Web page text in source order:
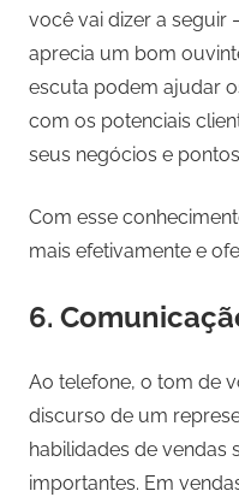
você vai dizer a seguir
aprecia um bom
escuta podem ajudar
com os potenciais
seus negócios e
Com esse
mais efetivamente e
6.
Ao telefone, o tom de
discurso de um
habilidades de vendas
importantes. Em